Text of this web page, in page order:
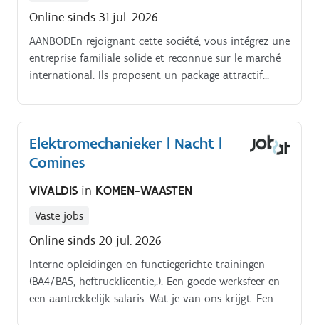
Online sinds 31 jul. 2026
AANBODEn rejoignant cette société, vous intégrez une
entreprise familiale solide et reconnue sur le marché
international. Ils proposent un package attractif
des chèques repas.
Elektromechanieker l Nacht l
Comines
VIVALDIS in KOMEN-WAASTEN
Vaste jobs
Online sinds 20 jul. 2026
Interne opleidingen en functiegerichte trainingen
(BA4/BA5, heftrucklicentie,.). Een goede werksfeer en
een aantrekkelijk salaris. Wat je van ons krijgt. Een